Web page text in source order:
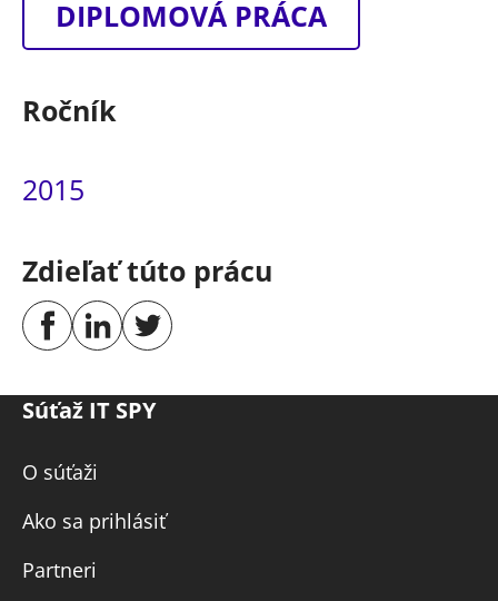
DIPLOMOVÁ PRÁCA
Ročník
2015
Zdieľať túto prácu
Súťaž IT SPY
O súťaži
Ako sa prihlásiť
Partneri